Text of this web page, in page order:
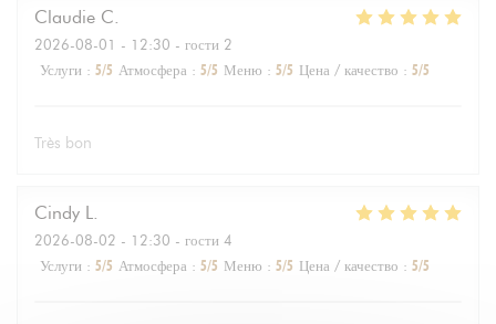
Claudie C
2026-08-01 - 12:30 - гости 2
Услуги : 5/5 Атмосфера : 5/5 Меню : 5/5 Цена / качество : 5/5
Très bon
Cindy L
2026-08-02 - 12:30 - гости 4
Услуги : 5/5 Атмосфера : 5/5 Меню : 5/5 Цена / качество : 5/5